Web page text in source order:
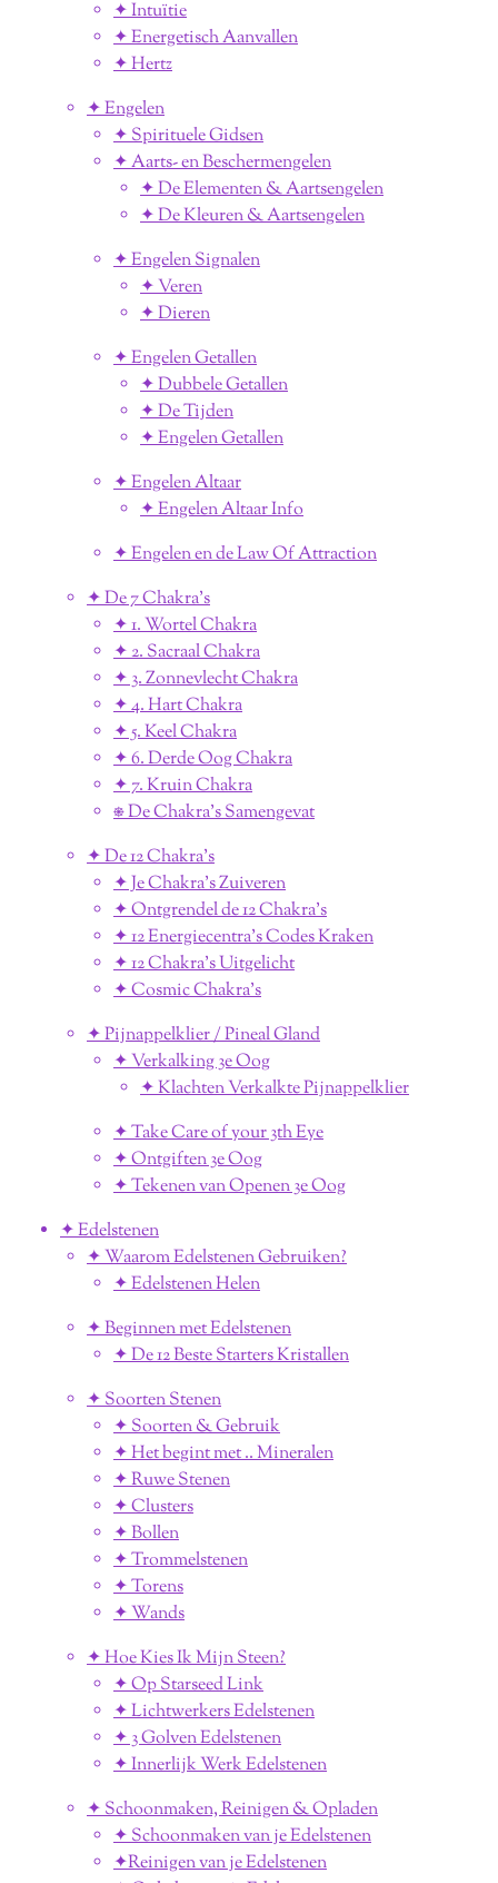
✦ Intuïtie
✦ Energetisch Aanvallen
✦ Hertz
✦ Engelen
✦ Spirituele Gidsen
✦ Aarts- en Beschermengelen
✦ De Elementen & Aartsengelen
✦ De Kleuren & Aartsengelen
✦ Engelen Signalen
✦ Veren
✦ Dieren
✦ Engelen Getallen
✦ Dubbele Getallen
✦ De Tijden
✦ Engelen Getallen
✦ Engelen Altaar
✦ Engelen Altaar Info
✦ Engelen en de Law Of Attraction
✦ De 7 Chakra's
✦ 1. Wortel Chakra
✦ 2. Sacraal Chakra
✦ 3. Zonnevlecht Chakra
✦ 4. Hart Chakra
✦ 5. Keel Chakra
✦ 6. Derde Oog Chakra
✦ 7. Kruin Chakra
⎈ De Chakra's Samengevat
✦ De 12 Chakra's
✦ Je Chakra's Zuiveren
✦ Ontgrendel de 12 Chakra's
✦ 12 Energiecentra's Codes Kraken
✦ 12 Chakra's Uitgelicht
✦ Cosmic Chakra's
✦ Pijnappelklier / Pineal Gland
✦ Verkalking 3e Oog
✦ Klachten Verkalkte Pijnappelklier
✦ Take Care of your 3th Eye
✦ Ontgiften 3e Oog
✦ Tekenen van Openen 3e Oog
✦ Edelstenen
✦ Waarom Edelstenen Gebruiken?
✦ Edelstenen Helen
✦ Beginnen met Edelstenen
✦ De 12 Beste Starters Kristallen
✦ Soorten Stenen
✦ Soorten & Gebruik
✦ Het begint met .. Mineralen
✦ Ruwe Stenen
✦ Clusters
✦ Bollen
✦ Trommelstenen
✦ Torens
✦ Wands
✦ Hoe Kies Ik Mijn Steen?
✦ Op Starseed Link
✦ Lichtwerkers Edelstenen
✦ 3 Golven Edelstenen
✦ Innerlijk Werk Edelstenen
✦ Schoonmaken, Reinigen & Opladen
✦ Schoonmaken van je Edelstenen
✦Reinigen van je Edelstenen